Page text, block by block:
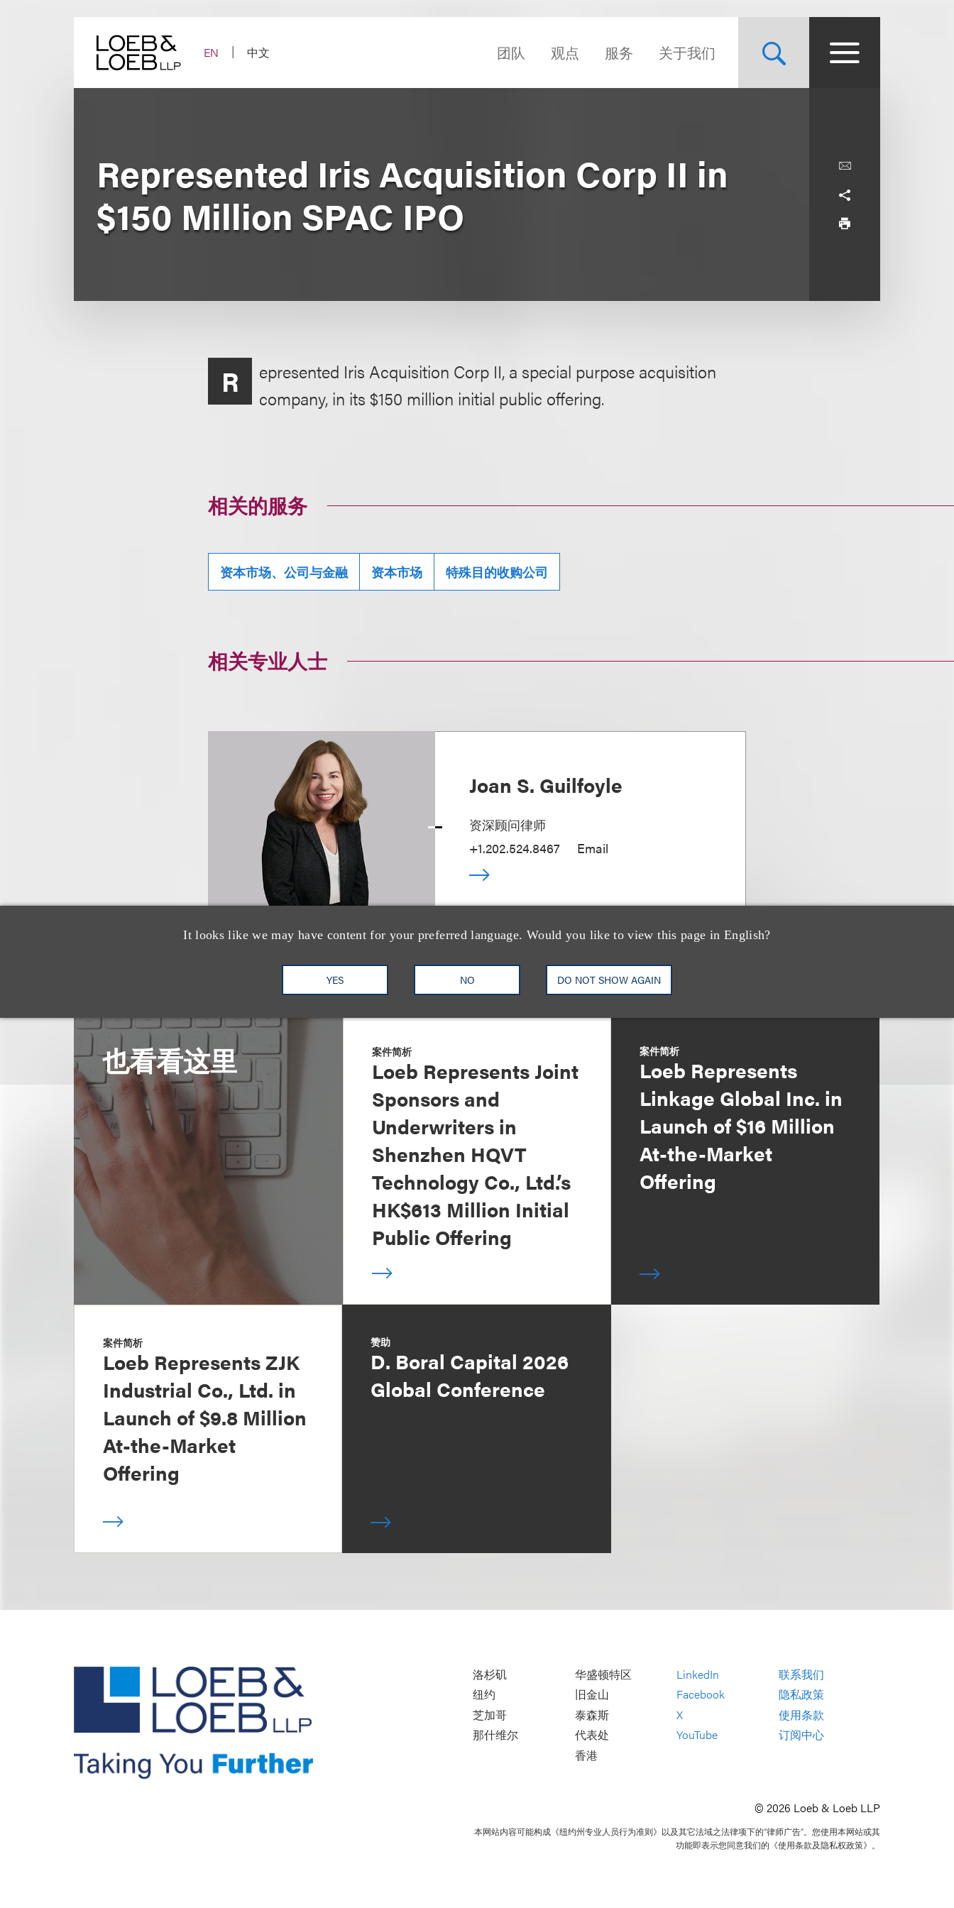
EN
中文 团队 观点 服务 关于我们
It looks like we may have content for your preferred language. Would you like to view this page in English?
YES NO DO NOT SHOW AGAIN
Represented Iris Acquisition Corp II in
$150 Million SPAC IPO
R
epresented Iris Acquisition Corp II, a special purpose acquisition
company, in its $150 million initial public offering.
相关的服务
资本市场、公司与金融 资本市场 特殊目的收购公司
相关专业人士
Joan S. Guilfoyle
资深顾问律师
+1.202.524.8467
Email
也看看这里 案件简析
Loeb Represents Joint
Sponsors and
Underwriters in
Shenzhen HQVT
Technology Co., Ltd.’s
HK$613 Million Initial
Public Offering
案件简析
Loeb Represents
Linkage Global Inc. in
Launch of $16 Million
At-the-Market
Offering
案件简析
Loeb Represents ZJK
Industrial Co., Ltd. in
Launch of $9.8 Million
At-the-Market
Offering
赞助
D. Boral Capital 2026
Global Conference
洛杉矶
纽约
芝加哥
那什维尔
华盛顿特区
旧金山
泰森斯
代表处
香港
LinkedIn
Facebook
X
YouTube
联系我们
隐私政策
使用条款
订阅中心
© 2026 Loeb & Loeb LLP
本网站内容可能构成《纽约州专业人员行为准则》以及其它法域之法律项下的“律师广告”。您使用本网站或其
功能即表示您同意我们的《使用条款及隐私权政策》。